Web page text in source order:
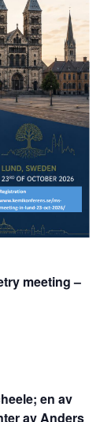
meeting –
en av
av Anders